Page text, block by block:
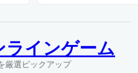
ラインゲーム
厳選ピックアップ